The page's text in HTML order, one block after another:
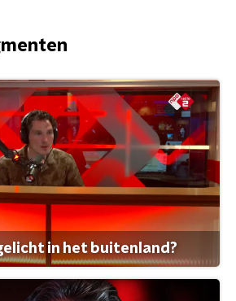
in het buitenland?